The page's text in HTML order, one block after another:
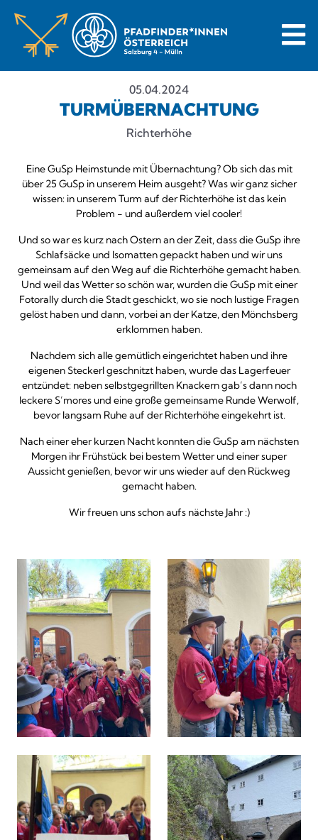
05.04.2024
TURMÜBERNACHTUNG
Richterhöhe
Eine GuSp Heimstunde mit Übernachtung? Ob sich das mit
über 25 GuSp in unserem Heim ausgeht? Was wir ganz sicher
wissen: in unserem Turm auf der Richterhöhe ist das kein
Problem - und außerdem viel cooler!
Und so war es kurz nach Ostern an der Zeit, dass die GuSp ihre
Schlafsäcke und Isomatten gepackt haben und wir uns
gemeinsam auf den Weg auf die Richterhöhe gemacht haben.
Und weil das Wetter so schön war, wurden die GuSp mit einer
Fotorally durch die Stadt geschickt, wo sie noch lustige Fragen
gelöst haben und dann, vorbei an der Katze, den Mönchsberg
erklommen haben.
Nachdem sich alle gemütlich eingerichtet haben und ihre
eigenen Steckerl geschnitzt haben, wurde das Lagerfeuer
entzündet: neben selbstgegrillten Knackern gab’s dann noch
leckere S’mores und eine große gemeinsame Runde Werwolf,
bevor langsam Ruhe auf der Richterhöhe eingekehrt ist.
Nach einer eher kurzen Nacht konnten die GuSp am nächsten
Morgen ihr Frühstück bei bestem Wetter und einer super
Aussicht genießen, bevor wir uns wieder auf den Rückweg
gemacht haben.
Wir freuen uns schon aufs nächste Jahr :)